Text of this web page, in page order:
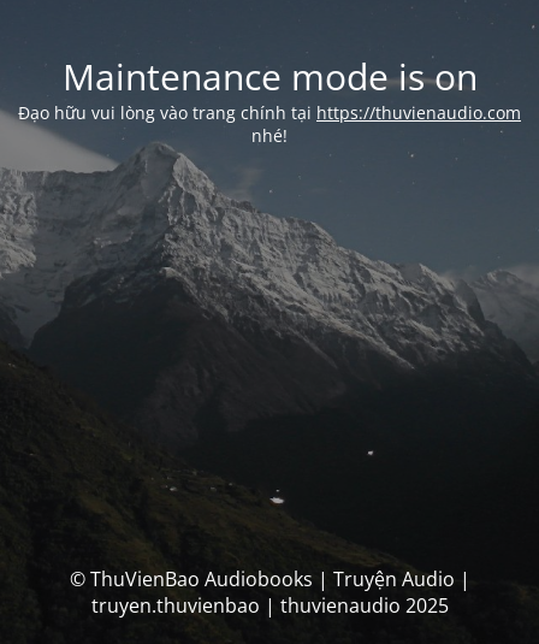
Maintenance mode is on
Đạo hữu vui lòng vào trang chính tại https://thuvienaudio.com
nhé!
© ThuVienBao Audiobooks | Truyện Audio |
truyen.thuvienbao | thuvienaudio 2025